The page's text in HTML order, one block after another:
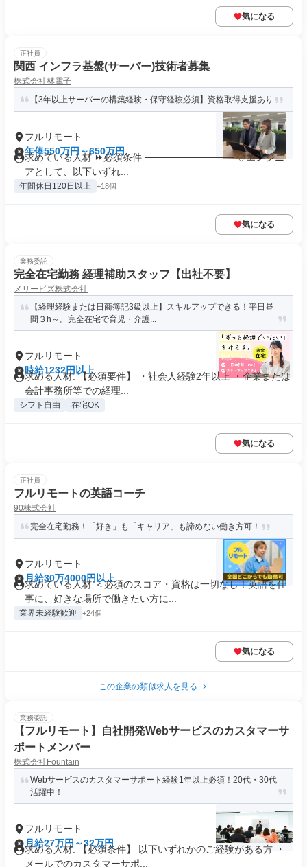
気になる
正社員
関西 インフラ基盤(サーバー)技術者募集
株式会社林電子
【3年以上サーバーの構築経験・保守経験必須】資格取得支援あり
フルリモート
年俸550万円～650万円
求めている人材 ⏩必須条件 ───────────── ◇エンジニ
アとして、以下いずれ...
年間休日120日以上 +18個
気になる
業務委託
完全在宅勤務 経理補助スタッフ【出社不要】
メリービズ株式会社
【経理経験または日商簿記3級以上】スキルアップできる！平日昼
間３h～。完全在宅で育児・介護...
フルリモート
時給1232円以上
求める人材: 【必須要件】 ・社会人経験2年以上 ・企業または
会計事務所等での経理...
シフト自由 在宅OK
気になる
正社員
フルリモートの英語コーチ
90株式会社
完全在宅勤務！「好き」も「キャリア」も諦めない働き方可！
フルリモート
月給30万4000円以上
求めている人材 ＜必須のスコア・資格は一切なし！英語を仕
事に、好きな場所で働きたい方に...
業界未経験歓迎 +24個
気になる
この企業の類似求人を見る
業務委託
【フルリモート】自社開発Webサービスのカスタマーサ
ポートメンバー
株式会社Fountain
Webサービスのカスタマーサポート経験1年以上必須！20代・30代
活躍中！
フルリモート
月給27万円～32万円
求める人材: 【必須条件】 以下いずれかのご経験がある方 ・
メールでのカスタマーサポ...